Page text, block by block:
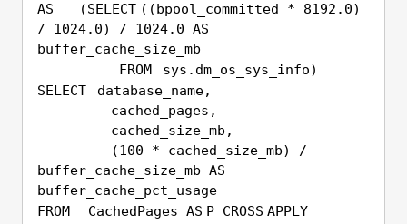
AS
(SELECT ((bpool_committed * 8192.0)
/ 1024.0) / 1024.0 AS
buffer_cache_size_mb
FROM
sys.dm_os_sys_info)
SELECT
database_name,
cached_pages,
cached_size_mb,
(100 * cached_size_mb) /
buffer_cache_size_mb AS
buffer_cache_pct_usage
FROM
CachedPages AS P CROSS APPLY